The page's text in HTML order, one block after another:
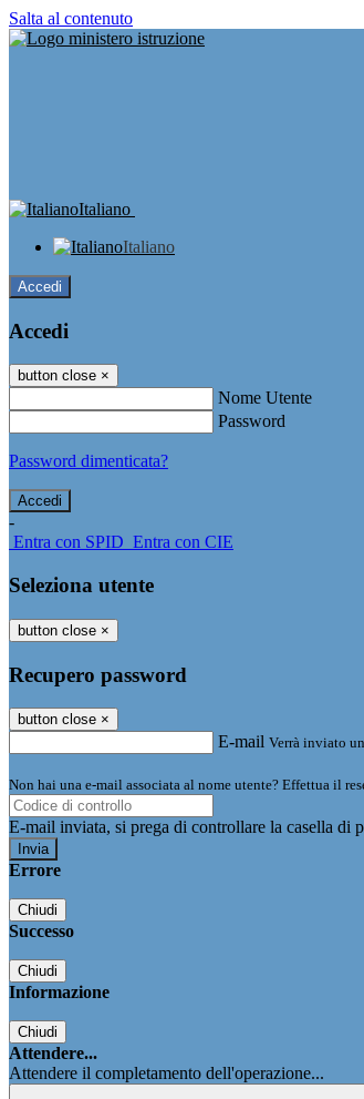
Salta al contenuto
Italiano
Italiano
Accedi
Accedi
button close ×
Nome Utente
Password
Password dimenticata?
-
Entra con SPID Entra con CIE
Seleziona utente
button close ×
Recupero password
button close ×
E-mail Verrà inviato
Non hai una e-mail associata al nome utente? Effettua il
E-mail inviata, si prega di controllare la casella di
Errore
Chiudi
Successo
Chiudi
Informazione
Chiudi
Attendere...
Attendere il completamento dell'operazione...